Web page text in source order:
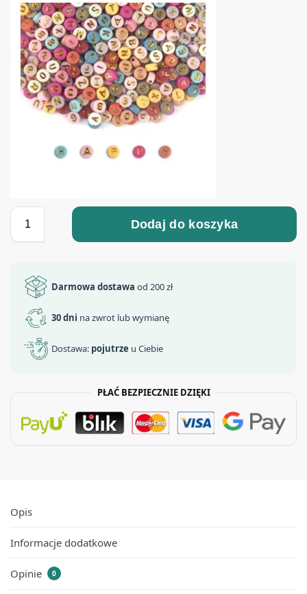
Dodaj do koszyka
Darmowa dostawa od 200 zł
30 dni na zwrot lub wymianę
Dostawa: pojutrze u Ciebie
PŁAĆ BEZPIECZNIE DZIĘKI
Opis
Informacje dodatkowe
Opinie 0